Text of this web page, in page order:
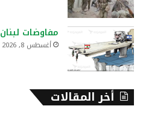
مفاوضات
أغسطس 8, 2026
أخر المقالات